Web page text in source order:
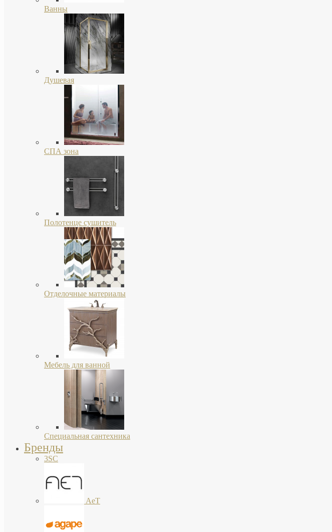
Ванны
Душевая
СПА зона
Полотенце сушитель
Отделочные материалы
Мебель для ванной
Специальная сантехника
Бренды
3SC
AeT